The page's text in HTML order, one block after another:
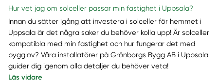
Hur vet jag om solceller passar min fastighet i Uppsala?
Innan du sätter igång att investera i solceller för hemmet i
Uppsala är det några saker du behöver kolla upp! Är solceller
kompatibla med min fastighet och hur fungerar det med
bygglov? Våra installatörer på Grönborgs Bygg AB i Uppsala
guider dig igenom alla detaljer du behöver veta!
Läs vidare